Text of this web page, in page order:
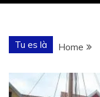
Tu es là Home